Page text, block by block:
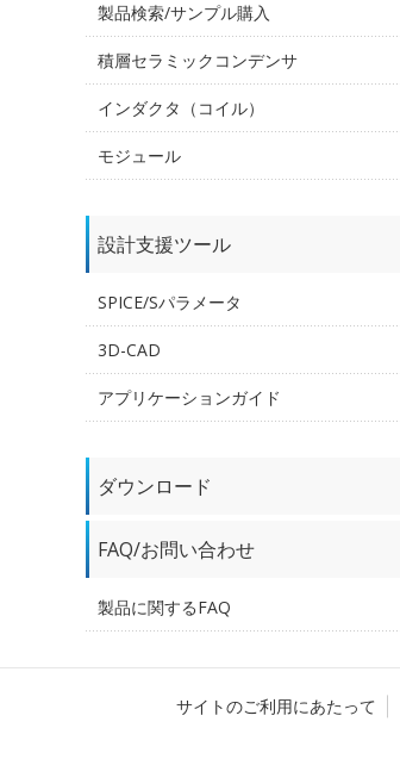
製品検索/サンプル購入
積層セラミックコンデンサ
インダクタ（コイル）
モジュール
設計支援ツール
SPICE/Sパラメータ
3D-CAD
アプリケーションガイド
ダウンロード
FAQ/お問い合わせ
製品に関するFAQ
サイトのご利用にあたって